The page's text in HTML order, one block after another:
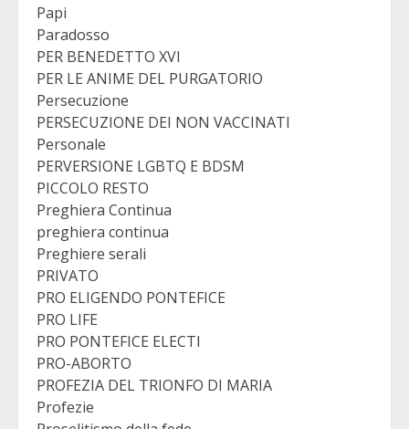
Papi
Paradosso
PER BENEDETTO XVI
PER LE ANIME DEL PURGATORIO
Persecuzione
PERSECUZIONE DEI NON VACCINATI
Personale
PERVERSIONE LGBTQ E BDSM
PICCOLO RESTO
Preghiera Continua
preghiera continua
Preghiere serali
PRIVATO
PRO ELIGENDO PONTEFICE
PRO LIFE
PRO PONTEFICE ELECTI
PRO-ABORTO
PROFEZIA DEL TRIONFO DI MARIA
Profezie